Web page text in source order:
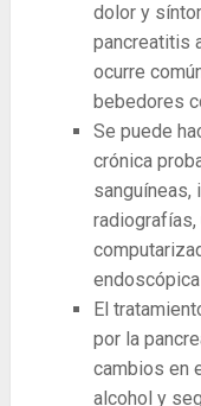
dolor y
pancreatitis
ocurre
bebedores
Se puede
crónica
endoscópica
El
por la
cambios en
alcohol y